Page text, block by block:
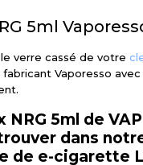
5ml
verre cassé de votre
fabricant Vaporesso
NRG 5ml de
dans
de e-cigarette